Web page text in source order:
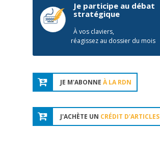
Je participe au débat
stratégique
À vos claviers,
réagissez au dossier du mois
JE M'ABONNE À LA RDN
J'ACHÈTE UN CRÉDIT D'ARTICLES